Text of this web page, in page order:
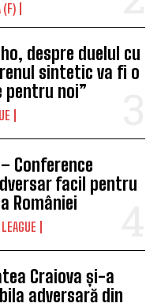
(F)
despre duelul cu
sintetic va fi o
pentru noi”
Conference
facil pentru
României
Craiova și-a
adversară din